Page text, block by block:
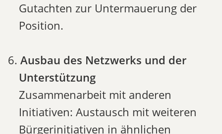
Gutachten zur Untermauerung der
Position.
Ausbau des Netzwerks und der
Unterstützung
Zusammenarbeit mit anderen
Initiativen: Austausch mit weiteren
Bürgerinitiativen in ähnlichen